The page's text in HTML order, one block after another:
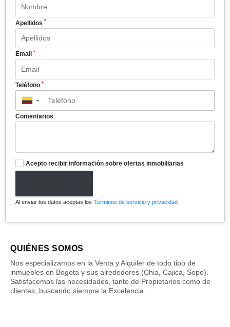
Apellidos *
Email *
Teléfono *
▼
Comentarios
Acepto recibir información sobre ofertas inmobiliarias
Al enviar tus datos aceptas los Términos de servicio y privacidad
QUIÉNES SOMOS
Nos especializamos en la Venta y Alquiler de todo tipo de
inmuebles en Bogota y sus alrededores (Chia, Cajica, Sopo).
Satisfacemos las necesidades, tanto de Propietarios como de
clientes, buscando siempre la Excelencia.